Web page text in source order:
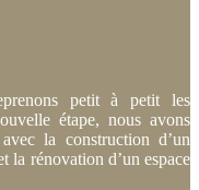
petit à petit les
étape, nous avons
la construction d’un
la rénovation d’un espace